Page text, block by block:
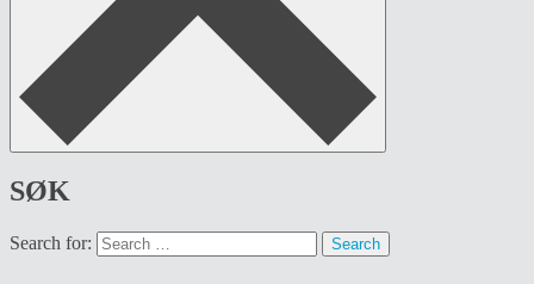
SØK
Search for: